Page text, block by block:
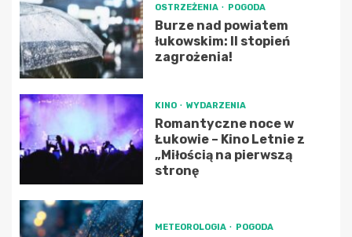
OSTRZEŻENIA POGODA
Burze nad powiatem
łukowskim: II stopień
zagrożenia!
KINO WYDARZENIA
Romantyczne noce w
Łukowie – Kino Letnie z
„Miłością na pierwszą
stronę
METEOROLOGIA POGODA